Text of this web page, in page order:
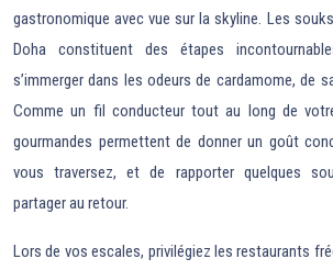
gastronomique avec vue sur la skyline. Les
Doha constituent des étapes
s’immerger dans les odeurs de cardamome, de
Comme un fil conducteur tout au long de
gourmandes permettent de donner un goût
vous traversez, et de rapporter quelques
partager au retour.
Lors de vos escales, privilégiez les restaurants